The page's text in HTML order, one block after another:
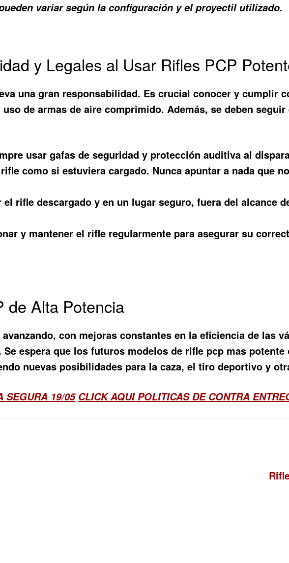
variar según la configuración y el proyectil utilizado.
y Legales al Usar Rifles PCP
una gran responsabilidad. Es crucial conocer y cumplir
de armas de aire comprimido. Además, se deben
usar gafas de seguridad y protección auditiva al
como si estuviera cargado. Nunca apuntar a nada que
el rifle descargado y en un lugar seguro, fuera del alcance
y mantener el rifle regularmente para asegurar su
de Alta Potencia
con mejoras constantes en la eficiencia de las
espera que los futuros modelos de rifle pcp mas potente
nuevas posibilidades para la caza, el tiro deportivo y
SEGURA 19/05 CLICK AQUI POLITICAS DE CONTRA